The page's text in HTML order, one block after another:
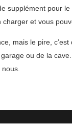
pour
et vous
mais le pire,
ou de la